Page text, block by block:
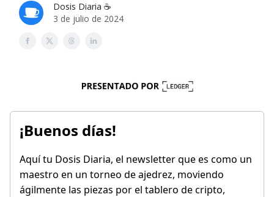
Dosis Diaria ☕️
3 de julio de 2024
¡Buenos días!
Aquí tu Dosis Diaria, el newsletter que es como un
maestro en un torneo de ajedrez, moviendo
ágilmente las piezas por el tablero de cripto,